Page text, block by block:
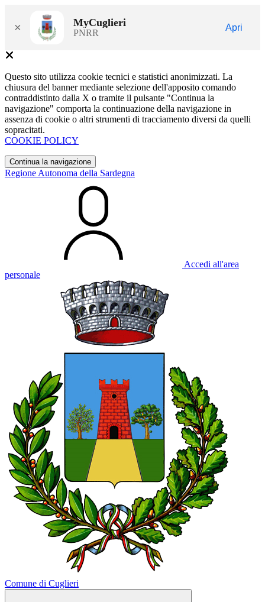
× MyCuglieri
PNRR
Apri
Questo sito utilizza cookie tecnici e statistici anonimizzati. La
chiusura del banner mediante selezione dell'apposito comando
contraddistinto dalla X o tramite il pulsante "Continua la
navigazione" comporta la continuazione della navigazione in
assenza di cookie o altri strumenti di tracciamento diversi da quelli
sopracitati.
COOKIE POLICY
Continua la navigazione
Regione Autonoma della Sardegna
Accedi all'area
personale
Comune di Cuglieri